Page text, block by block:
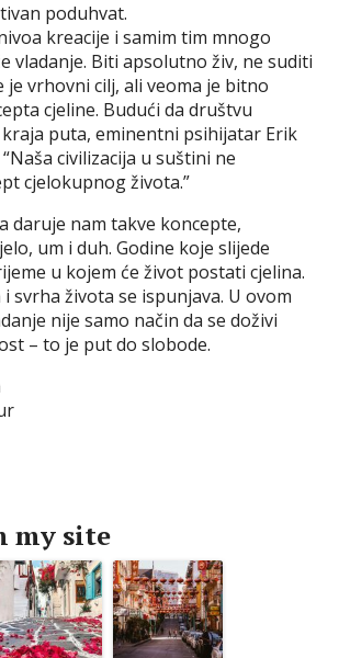
poduhvat.
kreacije i samim tim mnogo
vladanje. Biti apsolutno živ, ne suditi
je vrhovni cilj, ali veoma je bitno
cjeline. Budući da društvu
puta, eminentni psihijatar Erik
civilizacija u suštini ne
cjelokupnog života.”
daruje nam takve koncepte,
um i duh. Godine koje slijede
u kojem će život postati cjelina.
svrha života se ispunjava. U ovom
nije samo način da se doživi
– to je put do slobode.
my site